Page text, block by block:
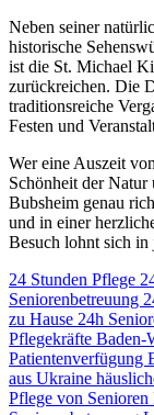
Neben seiner
historische
ist die St. Michael
zurückreichen. Die
traditionsreiche
Festen und
Wer eine Auszeit
Schönheit der
Bubsheim genau
und in einer
Besuch lohnt sich in
24 Stunden Pflege
Seniorenbetreuung
zu Hause 24h
Pflegekräfte Baden-
Patientenverfügung
aus Ukraine
Pflege von Senioren